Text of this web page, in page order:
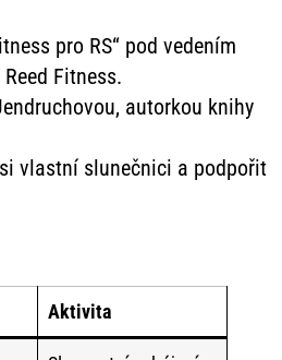
pro RS“ pod vedením
Fitness.
autorkou knihy
vlastní slunečnici a podpořit
Aktivita